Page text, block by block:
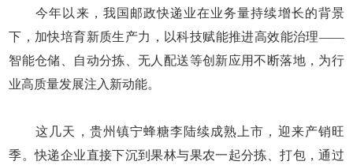
今年以来，我国邮政快递业在业务量持续增长的背景
下，加快培育新质生产力，以科技赋能推进高效能治理——
智能仓储、自动分拣、无人配送等创新应用不断落地，为行
业高质量发展注入新动能。
这几天，贵州镇宁蜂糖李陆续成熟上市，迎来产销旺
季。快递企业直接下沉到果林与果农一起分拣、打包，通过